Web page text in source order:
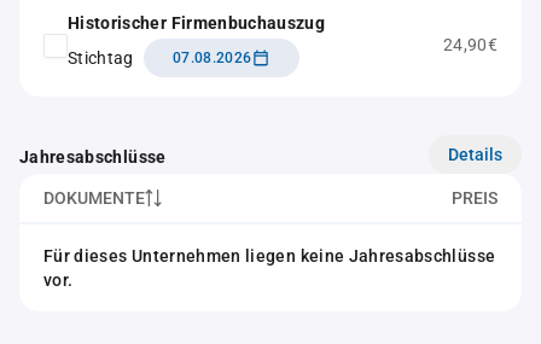
Historischer Firmenbuchauszug
Stichtag
07.08.2026
24,90€
Jahresabschlüsse Details
DOKUMENTE PREIS
Für dieses Unternehmen liegen keine Jahresabschlüsse
vor.